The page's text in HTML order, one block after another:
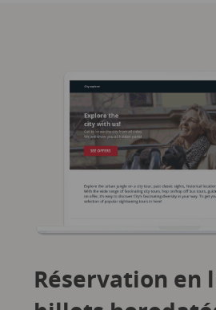
Réservation en